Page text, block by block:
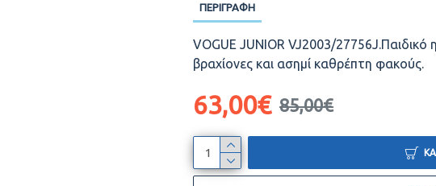
ΠΕΡΙΓΡΑΦΉ
VOGUE JUNIOR VJ2003/27756J.Παιδικό
βραχίονες και ασημί καθρέπτη φακούς.
63,00€ 85,00€